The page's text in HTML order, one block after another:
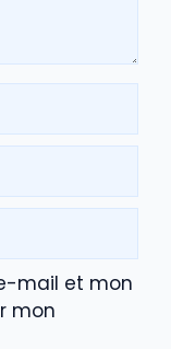
mail et mon
mon